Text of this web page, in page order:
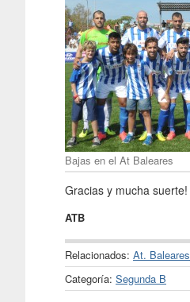
Bajas en el At Baleares
Gracias y mucha suerte!
ATB
Relacionados: At. Baleares
Categoría: Segunda B